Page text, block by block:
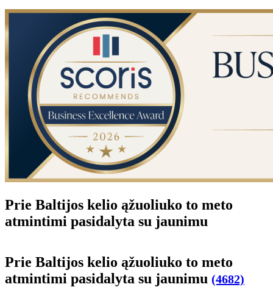
Prie Baltijos kelio ąžuoliuko to meto
atmintimi pasidalyta su jaunimu
Prie Baltijos kelio ąžuoliuko to meto
atmintimi pasidalyta su jaunimu (4682)